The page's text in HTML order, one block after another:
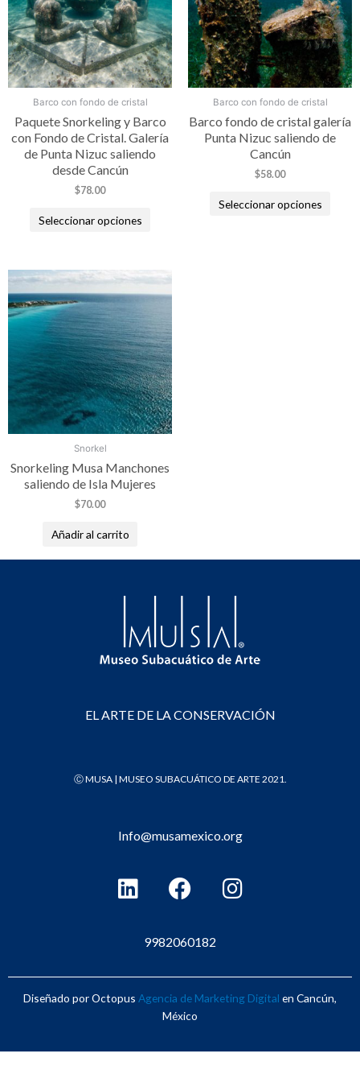
Barco con fondo de cristal
Paquete Snorkeling y Barco
con Fondo de Cristal. Galería
de Punta Nizuc saliendo
desde Cancún
$78.00
Seleccionar opciones
Barco con fondo de cristal
Barco fondo de cristal galería
Punta Nizuc saliendo de
Cancún
$58.00
Seleccionar opciones
Snorkel
Snorkeling Musa Manchones
saliendo de Isla Mujeres
$70.00
Añadir al carrito
EL ARTE DE LA CONSERVACIÓN
Ⓒ MUSA | MUSEO SUBACUÁTICO DE ARTE 2021.
Info@musamexico.org
L
i
i
F
a
e
o
o
I
n
g
r
m
9982060182
Diseñado por Octopus Agencia de Marketing Digital en Cancún,
México